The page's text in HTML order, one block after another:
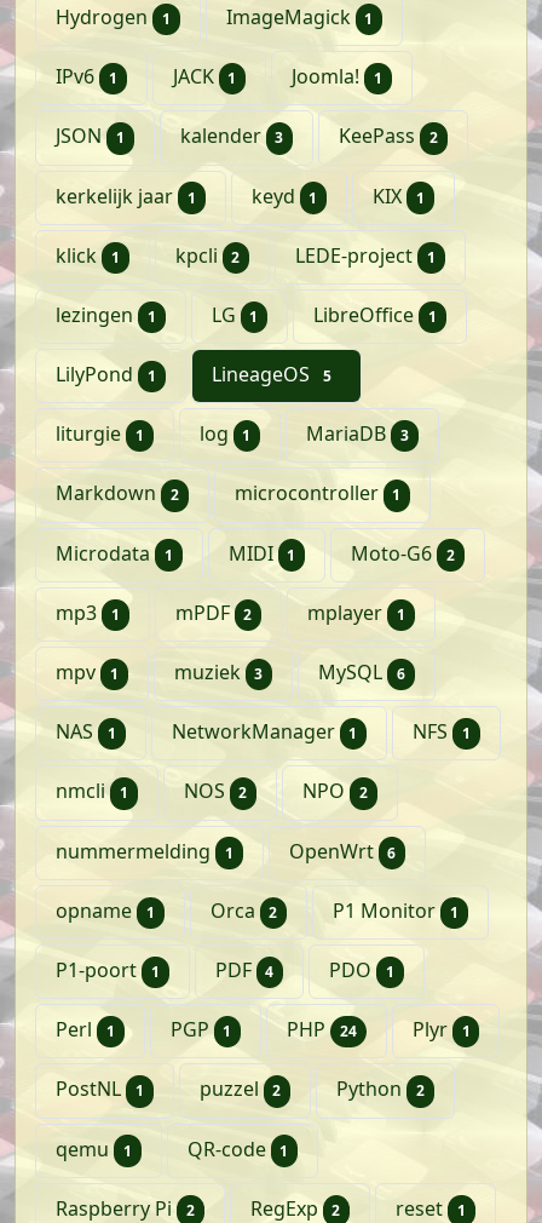
Hydrogen 1 artikelImageMagick 1 artikel
IPv6 1 artikelJACK 1 artikelJoomla! 1 artikel
JSON 1 artikelkalender 3 artikelenKeePass 2 artikelen
kerkelijk jaar 1 artikelkeyd 1 artikelKIX 1 artikel
klick 1 artikelkpcli 2 artikelenLEDE-project 1 artikel
lezingen 1 artikelLG 1 artikelLibreOffice 1 artikel
LilyPond 1 artikelLineageOS 5
liturgie 1 artikellog 1 artikelMariaDB 3 artikelen
Markdown 2 artikelenmicrocontroller 1 artikel
Microdata 1 artikelMIDI 1 artikelMoto-G6 2
mp3 1 artikelmPDF 2 artikelenmplayer 1 artikel
mpv 1 artikelmuziek 3 artikelenMySQL 6 artikelen
NAS 1 artikelNetworkManager 1 artikelNFS 1 artikel
nmcli 1 artikelNOS 2 artikelen
NPO 2 artikelen
nummermelding 1 artikelOpenWrt 6 artikelen
opname 1 artikelOrca 2 artikelenP1 Monitor 1 artikel
P1-poort 1 artikelPDF 4 artikelen
PDO 1 artikel
Perl 1 artikelPGP 1 artikelPHP 24 artikelen
Plyr 1 artikel
PostNL 1 artikelpuzzel 2 artikelenPython 2 artikelen
qemu 1 artikelQR-code 1 artikel
Raspberry Pi 2 artikelenRegExp 2 artikelen
reset 1 artikel